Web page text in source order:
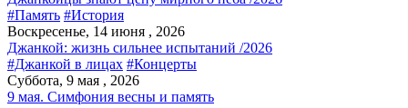
#Память #История
Воскресенье, 14 июня , 2026
Джанкой: жизнь сильнее испытаний /2026
#Джанкой в лицах #Концерты
Суббота, 9 мая , 2026
9 мая. Симфония весны и память